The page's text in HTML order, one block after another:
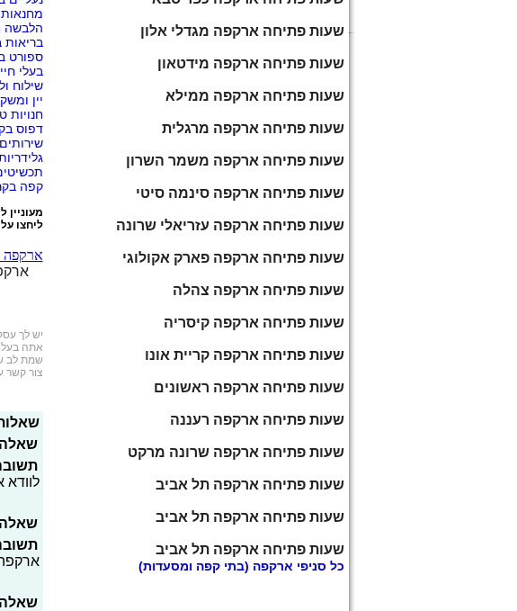
מחנאות
הלבשה
בריאות
ספורט
בעלי
שילוח
יין
חנויות
דפוס
קפה
ליחצו
ארקפה
יש לך
אתה בעל
שמת לב
צור קשר
שעות פתיחה ארקפה מגדלי אלון
שעות פתיחה ארקפה מידטאון
שעות פתיחה ארקפה ממילא
שעות פתיחה ארקפה מרגלית
שעות פתיחה ארקפה משמר השרון
שעות פתיחה ארקפה סינמה סיטי
שעות פתיחה ארקפה עזריאלי שרונה
שעות פתיחה ארקפה פארק אקולוגי
שעות פתיחה ארקפה צהלה
שעות פתיחה ארקפה קיסריה
שעות פתיחה ארקפה קריית אונו
שעות פתיחה ארקפה ראשונים
שעות פתיחה ארקפה רעננה
שעות פתיחה ארקפה שרונה מרקט
שעות פתיחה ארקפה תל אביב
שעות פתיחה ארקפה תל אביב
שעות פתיחה ארקפה תל אביב
כל סניפי ארקפה (בתי קפה ומסעדות)